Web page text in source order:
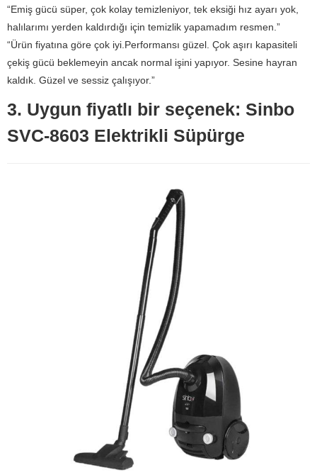
“Emiş gücü süper, çok kolay temizleniyor, tek eksiği hız ayarı yok,
halılarımı yerden kaldırdığı için temizlik yapamadım resmen.”
“Ürün fiyatına göre çok iyi.Performansı güzel. Çok aşırı kapasiteli
çekiş gücü beklemeyin ancak normal işini yapıyor. Sesine hayran
kaldık. Güzel ve sessiz çalışıyor.”
3. Uygun fiyatlı bir seçenek: Sinbo
SVC-8603 Elektrikli Süpürge